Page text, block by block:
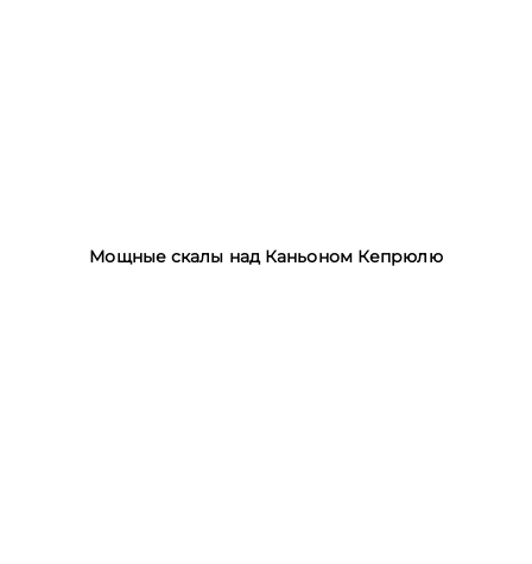
Мощные скалы над Каньоном Кепрюлю